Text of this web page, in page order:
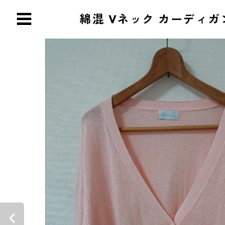
綿混 Vネック カーディガ
DUCE